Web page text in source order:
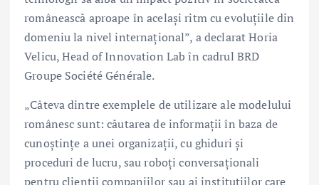
românească aproape în același ritm cu evoluțiile din
domeniu la nivel internațional”, a declarat Horia
Velicu, Head of Innovation Lab în cadrul BRD
Groupe Société Générale.
„Câteva dintre exemplele de utilizare ale modelului
românesc sunt: căutarea de informații în baza de
cunoștințe a unei organizații, cu ghiduri și
proceduri de lucru, sau roboți conversaționali
pentru clienții companiilor sau ai instituțiilor care